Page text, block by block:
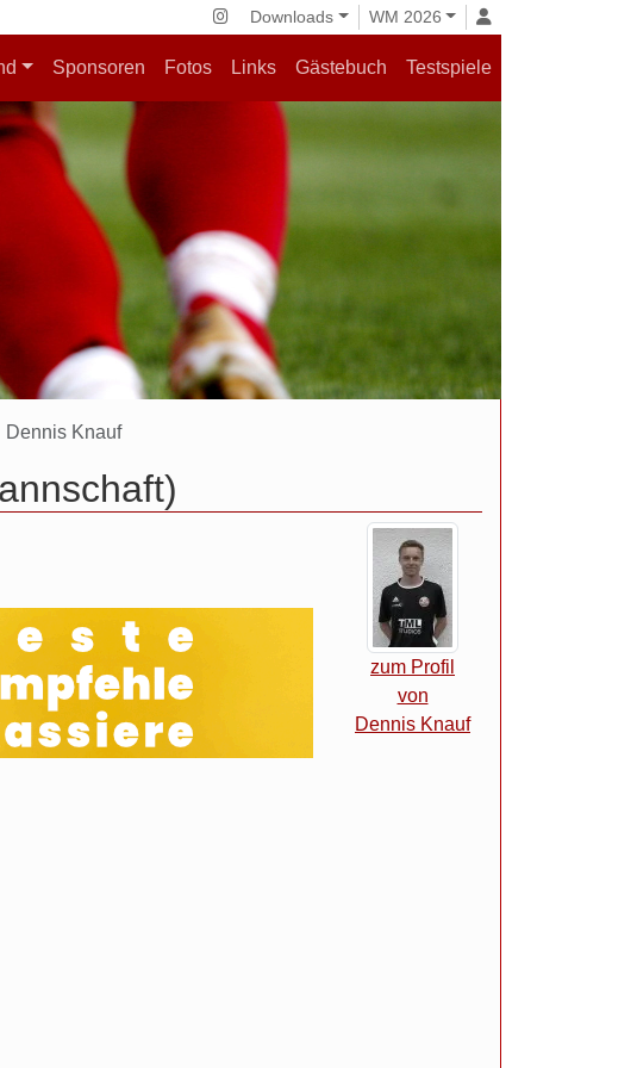
Downloads WM 2026
Sponsoren Fotos Links Gästebuch Testspiele
Dennis Knauf
zum Profil
von
Dennis Knauf